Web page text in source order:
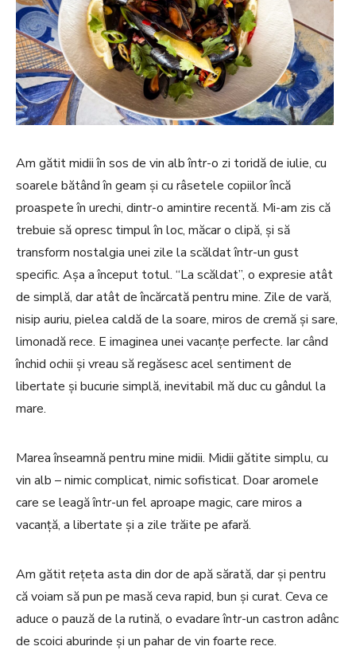
Am gătit midii în sos de vin alb într-o zi toridă de iulie, cu
soarele bătând în geam și cu râsetele copiilor încă
proaspete în urechi, dintr-o amintire recentă. Mi-am zis că
trebuie să opresc timpul în loc, măcar o clipă, și să
transform nostalgia unei zile la scăldat într-un gust
specific. Așa a început totul. “La scăldat”, o expresie atât
de simplă, dar atât de încărcată pentru mine. Zile de vară,
nisip auriu, pielea caldă de la soare, miros de cremă și sare,
limonadă rece. E imaginea unei vacanțe perfecte. Iar când
închid ochii și vreau să regăsesc acel sentiment de
libertate și bucurie simplă, inevitabil mă duc cu gândul la
mare.
Marea înseamnă pentru mine midii. Midii gătite simplu, cu
vin alb – nimic complicat, nimic sofisticat. Doar aromele
care se leagă într-un fel aproape magic, care miros a
vacanță, a libertate și a zile trăite pe afară.
Am gătit rețeta asta din dor de apă sărată, dar și pentru
că voiam să pun pe masă ceva rapid, bun și curat. Ceva ce
aduce o pauză de la rutină, o evadare într-un castron adânc
de scoici aburinde și un pahar de vin foarte rece.